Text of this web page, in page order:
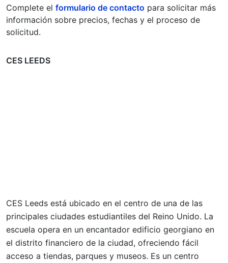
Complete el formulario de contacto para solicitar más
información sobre precios, fechas y el proceso de
solicitud.
CES LEEDS
CES Leeds está ubicado en el centro de una de las
principales ciudades estudiantiles del Reino Unido. La
escuela opera en un encantador edificio georgiano en
el distrito financiero de la ciudad, ofreciendo fácil
acceso a tiendas, parques y museos. Es un centro